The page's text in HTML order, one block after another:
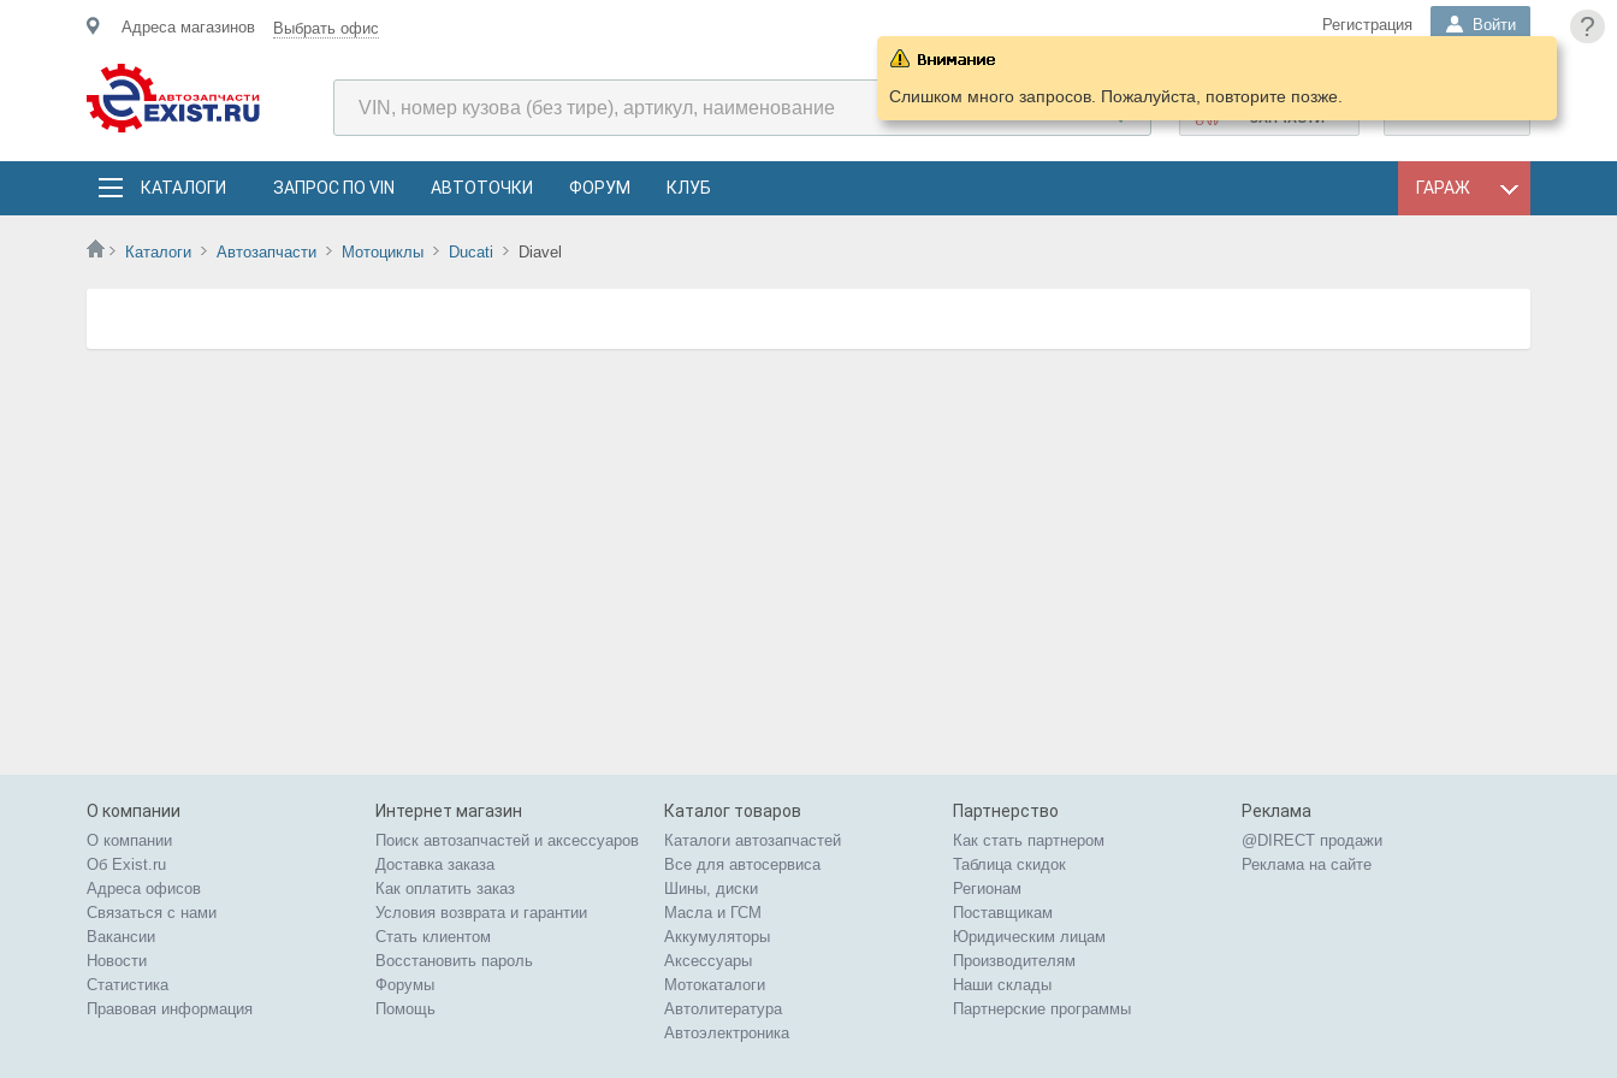
?
Адреса магазинов Выбрать офис Регистрация Войти
ПОДОБРАТЬ
ЗАПЧАСТИ
КАТАЛОГИ ЗАПРОС ПО VIN АВТОТОЧКИ ФОРУМ КЛУБ ГАРАЖ
Каталоги Автозапчасти Мотоциклы Ducati Diavel
Слишком много запросов. Пожалуйста, повторите позже.
О компании
О компании
Об Exist.ru
Адреса офисов
Связаться с нами
Вакансии
Новости
Статистика
Правовая информация
Интернет магазин
Поиск автозапчастей и аксессуаров
Доставка заказа
Как оплатить заказ
Условия возврата и гарантии
Стать клиентом
Восстановить пароль
Форумы
Помощь
Каталог товаров
Каталоги автозапчастей
Все для автосервиса
Шины, диски
Масла и ГСМ
Аккумуляторы
Аксессуары
Мотокаталоги
Автолитература
Автоэлектроника
Партнерство
Как стать партнером
Таблица скидок
Регионам
Поставщикам
Юридическим лицам
Производителям
Наши склады
Партнерские программы
Реклама
@DIRECT продажи
Реклама на сайте